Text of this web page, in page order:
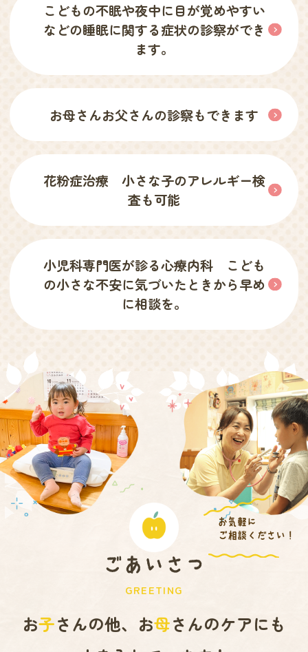
こどもの不眠や夜中に目が覚めやすい
などの睡眠に関する症状の診察ができ
ます。
お母さんお父さんの診察もできます
花粉症治療 小さな子のアレルギー検
査も可能
小児科専門医が診る心療内科 こども
の小さな不安に気づいたときから早め
に相談を。
ごあいさつ
GREETING
お気軽に
ご相談ください！
お子さんの他、お母さんのケアにも